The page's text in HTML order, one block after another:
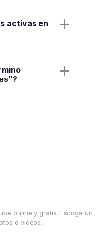
activas en
online y gratis. Escoge un
o videos.